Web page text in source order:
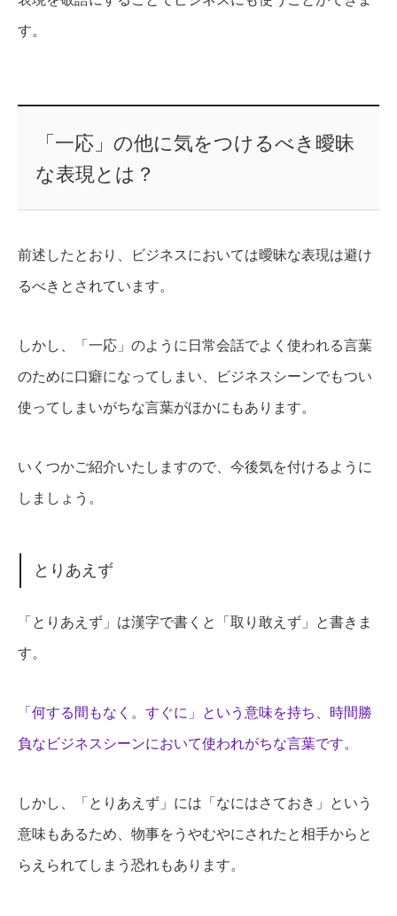
す。
「一応」の他に気をつけるべき曖昧
な表現とは？
前述したとおり、ビジネスにおいては曖昧な表現は避け
るべきとされています。
しかし、「一応」のように日常会話でよく使われる言葉
のために口癖になってしまい、ビジネスシーンでもつい
使ってしまいがちな言葉がほかにもあります。
いくつかご紹介いたしますので、今後気を付けるように
しましょう。
とりあえず
「とりあえず」は漢字で書くと「取り敢えず」と書きま
す。
「何する間もなく。すぐに」という意味を持ち、時間勝
負なビジネスシーンにおいて使われがちな言葉です。
しかし、「とりあえず」には「なにはさておき」という
意味もあるため、物事をうやむやにされたと相手からと
らえられてしまう恐れもあります。